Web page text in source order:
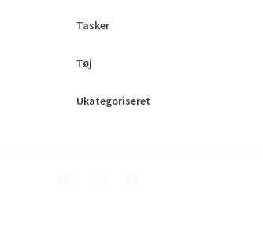
Tasker
Tøj
Ukategoriseret